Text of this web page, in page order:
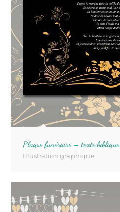
Plaque funéraire – texte biblique
Illustration graphique